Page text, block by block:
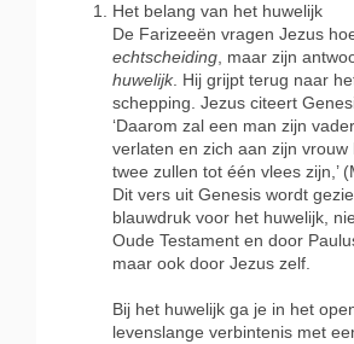
Het belang van het huwelijk
De Farizeeën vragen Jezus
echtscheiding, maar zijn
huwelijk. Hij grijpt terug naar
schepping. Jezus citeert
‘Daarom zal een man zijn
verlaten en zich aan zijn vrouw
twee zullen tot één vlees zijn,’
Dit vers uit Genesis wordt
blauwdruk voor het huwelijk,
Oude Testament en door
maar ook door Jezus zelf.
Bij het huwelijk ga je in het
levenslange verbintenis met